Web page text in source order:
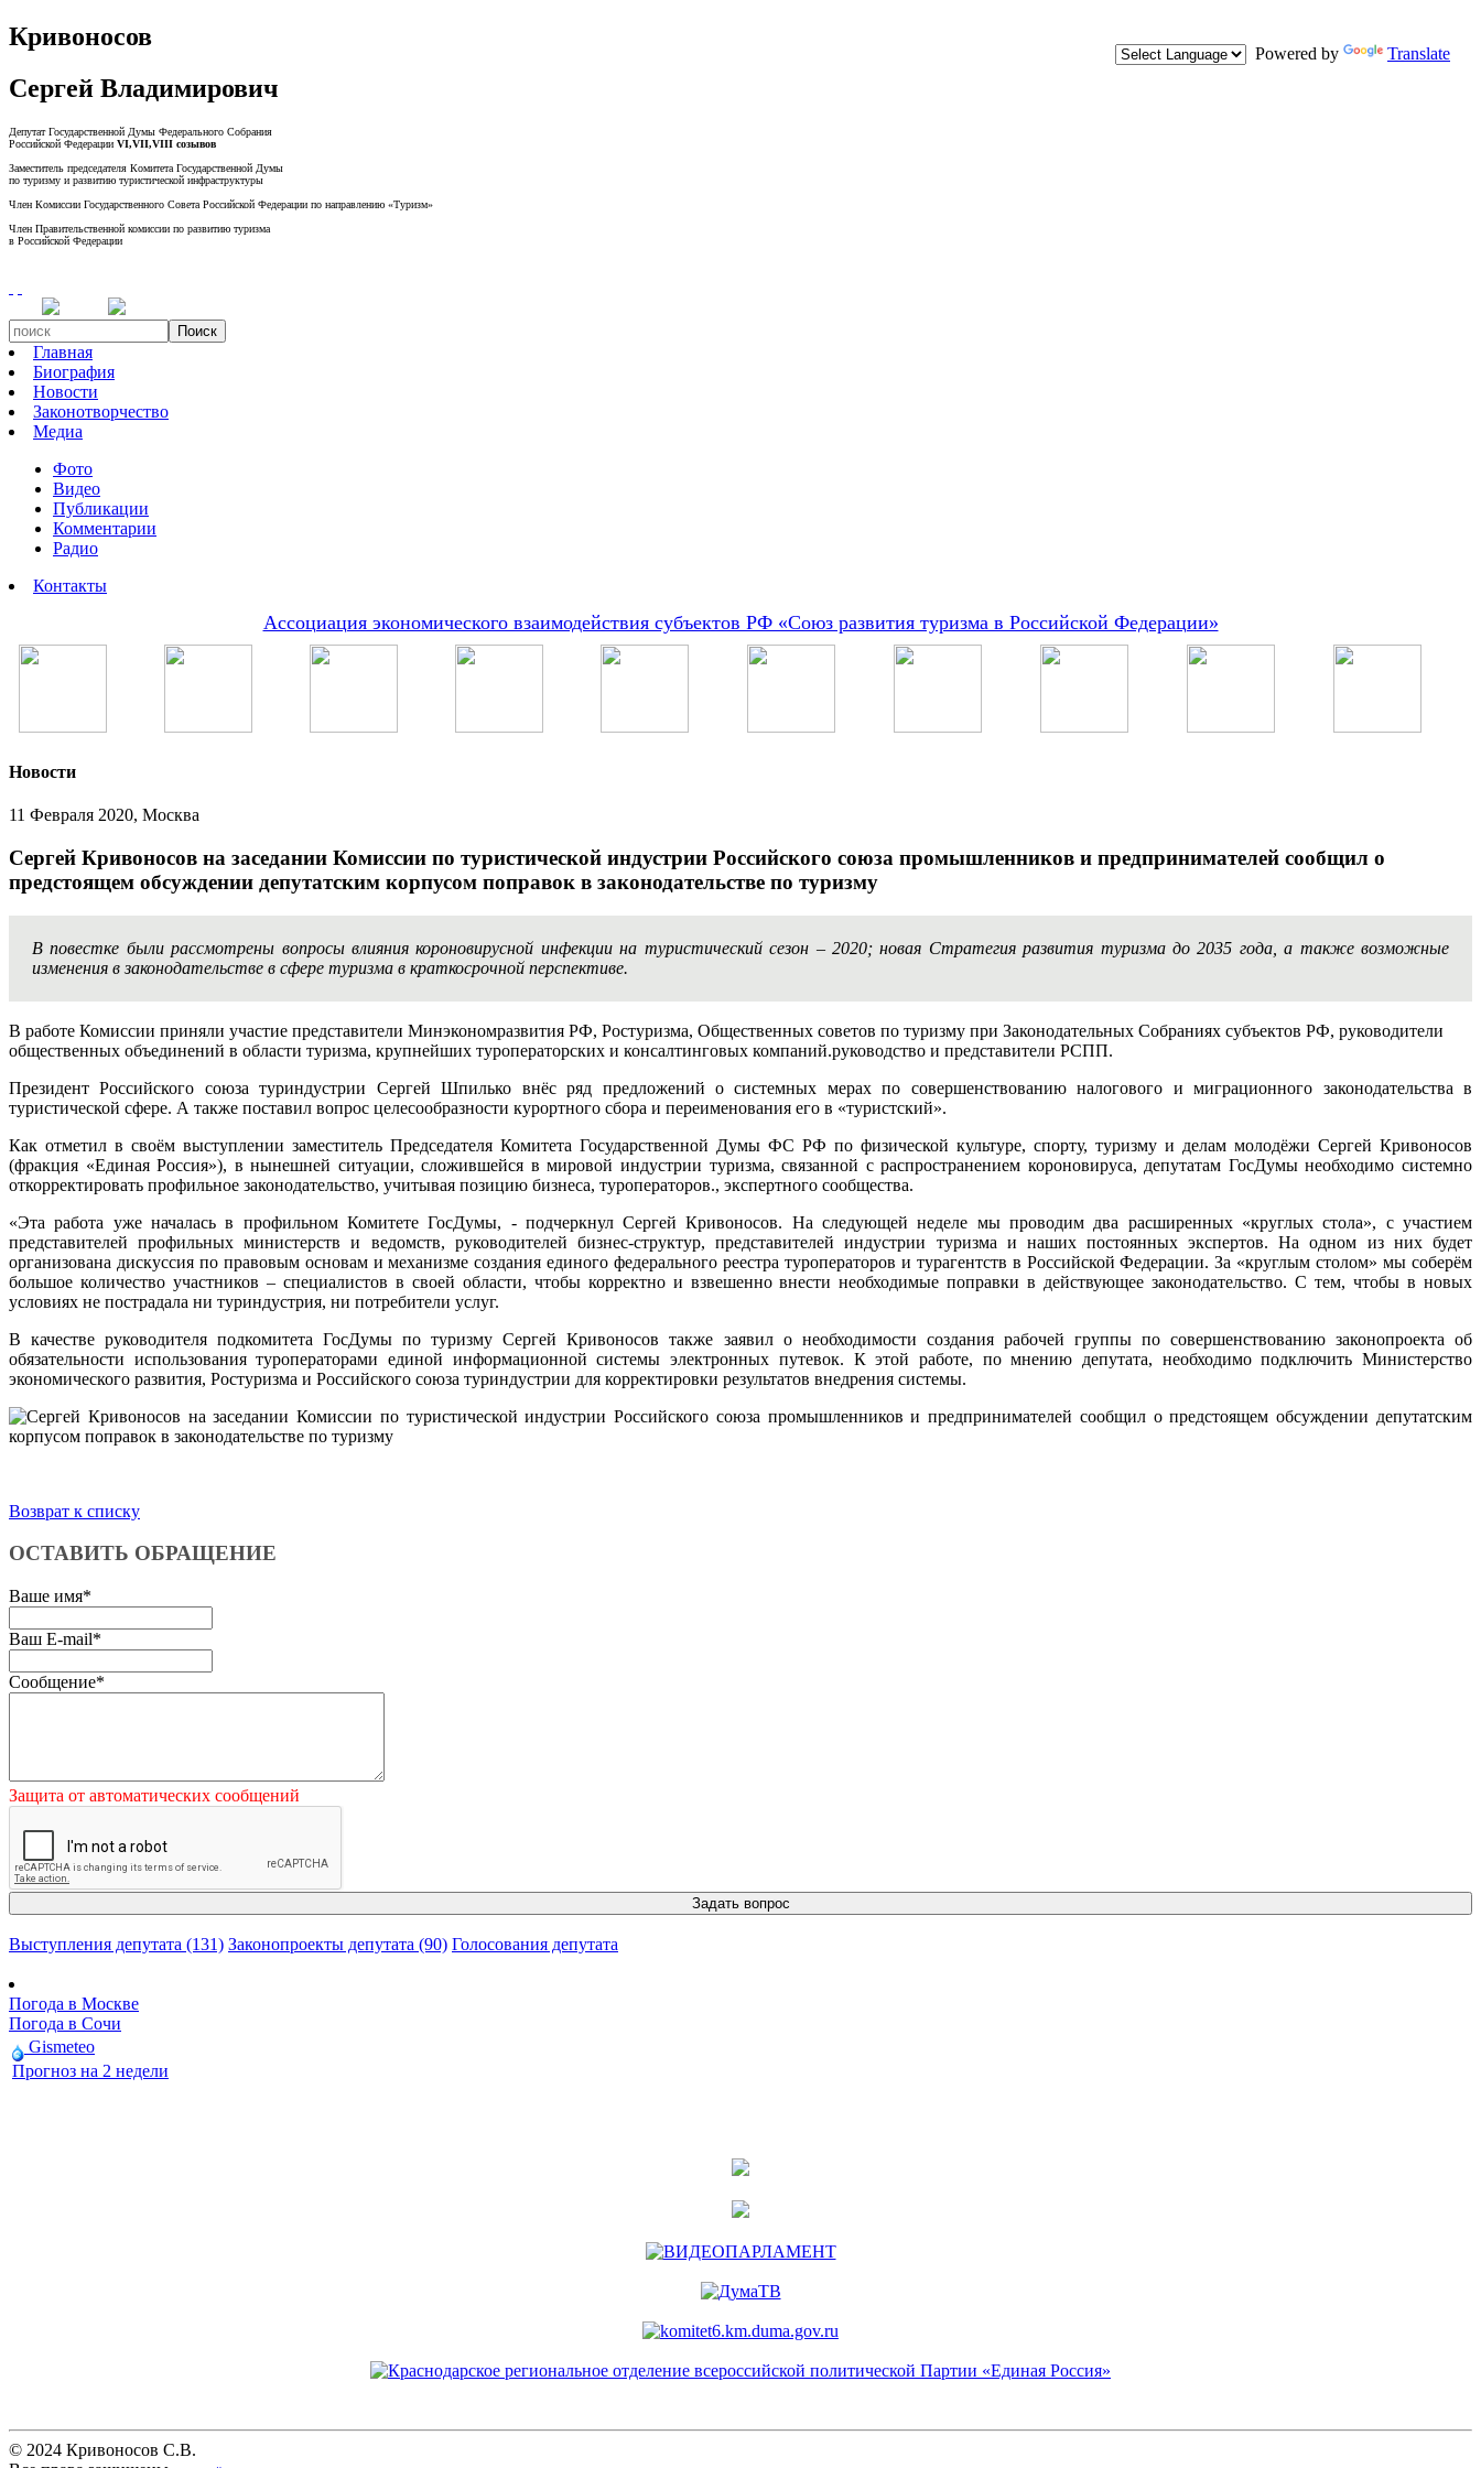
Powered by Translate
Кривоносов
Сергей Владимирович
Депутат Государственной Думы Федерального Собрания
Российской Федерации VI,VII,VIII созывов
Заместитель председателя Комитета Государственной Думы
по туризму и развитию туристической инфраструктуры
Член Комиссии Государственного Совета Российской Федерации по направлению «Туризм»
Член Правительственной комиссии по развитию туризма
в Российской Федерации
Поиск
Главная
Биография
Новости
Законотворчество
Медиа
Фото
Видео
Публикации
Комментарии
Радио
Контакты
Ассоциация экономического взаимодействия субъектов РФ «Союз развития туризма в Российской Федерации»
Новости
11 Февраля 2020, Москва
Сергей Кривоносов на заседании Комиссии по туристической индустрии Российского союза промышленников и предпринимателей сообщил о
предстоящем обсуждении депутатским корпусом поправок в законодательстве по туризму
В повестке были рассмотрены вопросы влияния короновирусной инфекции на туристический сезон – 2020; новая Стратегия развития туризма до 2035 года, а также возможные
изменения в законодательстве в сфере туризма в краткосрочной перспективе.
В работе Комиссии приняли участие представители Минэкономразвития РФ, Ростуризма, Общественных советов по туризму при Законодательных Собраниях субъектов РФ, руководители
общественных объединений в области туризма, крупнейших туроператорских и консалтинговых компаний.руководство и представители РСПП.
Президент Российского союза туриндустрии Сергей Шпилько внёс ряд предложений о системных мерах по совершенствованию налогового и миграционного законодательства в
туристической сфере. А также поставил вопрос целесообразности курортного сбора и переименования его в «туристский».
Как отметил в своём выступлении заместитель Председателя Комитета Государственной Думы ФС РФ по физической культуре, спорту, туризму и делам молодёжи Сергей Кривоносов
(фракция «Единая Россия»), в нынешней ситуации, сложившейся в мировой индустрии туризма, связанной с распространением короновируса, депутатам ГосДумы необходимо системно
откорректировать профильное законодательство, учитывая позицию бизнеса, туроператоров., экспертного сообщества.
«Эта работа уже началась в профильном Комитете ГосДумы, - подчеркнул Сергей Кривоносов. На следующей неделе мы проводим два расширенных «круглых стола», с участием
представителей профильных министерств и ведомств, руководителей бизнес-структур, представителей индустрии туризма и наших постоянных экспертов. На одном из них будет
организована дискуссия по правовым основам и механизме создания единого федерального реестра туроператоров и турагентств в Российской Федерации. За «круглым столом» мы соберём
большое количество участников – специалистов в своей области, чтобы корректно и взвешенно внести необходимые поправки в действующее законодательство. С тем, чтобы в новых
условиях не пострадала ни туриндустрия, ни потребители услуг.
В качестве руководителя подкомитета ГосДумы по туризму Сергей Кривоносов также заявил о необходимости создания рабочей группы по совершенствованию законопроекта об
обязательности использования туроператорами единой информационной системы электронных путевок. К этой работе, по мнению депутата, необходимо подключить Министерство
экономического развития, Ростуризма и Российского союза туриндустрии для корректировки результатов внедрения системы.
Возврат к списку
ОСТАВИТЬ ОБРАЩЕНИЕ
Ваше имя*
Ваш E-mail*
Сообщение*
Защита от автоматических сообщений
Выступления депутата (131) Законопроекты депутата (90) Голосования депутата
Погода в Москве
Погода в Сочи
Gismeteo
Прогноз на 2 недели
© 2024 Кривоносов С.В.